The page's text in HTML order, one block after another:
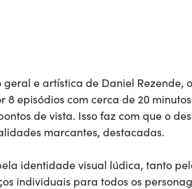
e artística de Daniel Rezende,
episódios com cerca de 20
de vista. Isso faz com que o
marcantes, destacadas.
identidade visual lúdica, tanto
individuais para todos os